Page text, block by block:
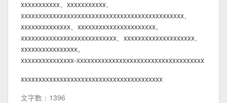
xxxxxxxxxxx、xxxxxxxxxxx、
xxxxxxxxxxxxxxxxxxxxxxxxxxxxxxxxxxxxxxxxxxxxxx、
xxxxxxxxxxxxxx、xxxxxxxxxxxxxxxxxxxxxx。
xxxxxxxxxxxxxxxxxxxxxxxxxxx、xxxxxxxxxxxxxxxxxxxx、
xxxxxxxxxxxxxxxx。
xxxxxxxxxxxxxxx-xxxxxxxxxxxxxxxxxxxxxxxxxxxxxxxxxxxx
xxxxxxxxxxxxxxxxxxxxxxxxxxxxxxxxxxxxxxxx
文字数：1396